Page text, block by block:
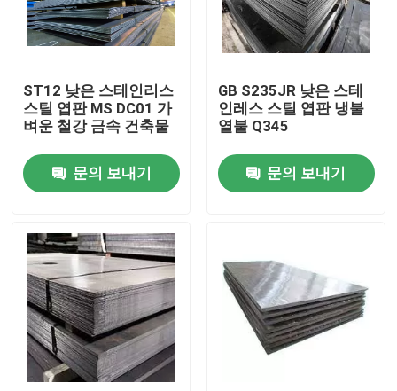
제품 소개
비디오
녹슬지 않는 강철 시트 금속
스테인레스 강 시트 코일
스테인리스강 막대
스테인리스 강판
ST12 낮은 스테인리스
스틸 엽판 MS DC01 가
벼운 철강 금속 건축물
문의 보내기
GB S235JR 낮은 스테
인레스 스틸 엽판 냉불
열불 Q345
문의 보내기